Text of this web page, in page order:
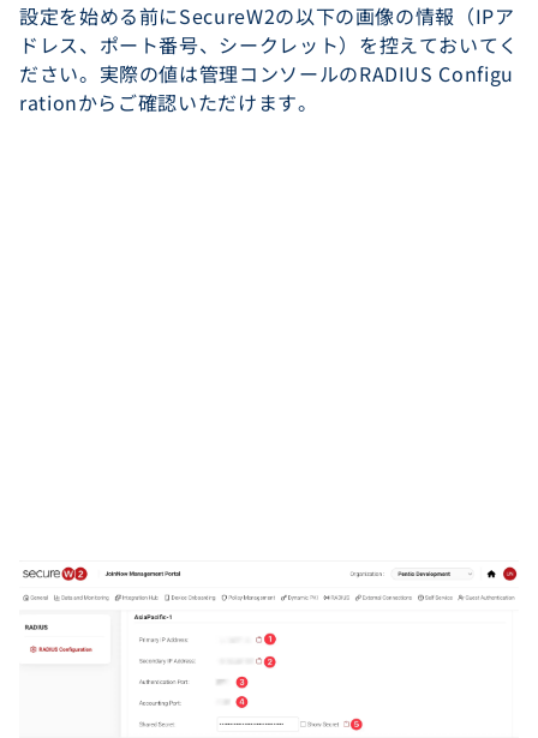
設定を始める前にSecureW2の以下の画像の情報（IPア
ドレス、ポート番号、シークレット）を控えておいてく
ださい。実際の値は管理コンソールのRADIUS Configu
rationからご確認いただけます。